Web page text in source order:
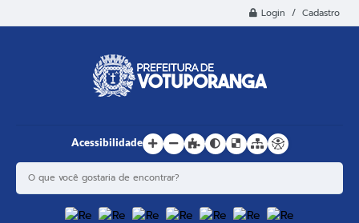
Login / Cadastro
Acessibilidade